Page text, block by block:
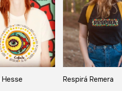
Hesse Respirá Remera